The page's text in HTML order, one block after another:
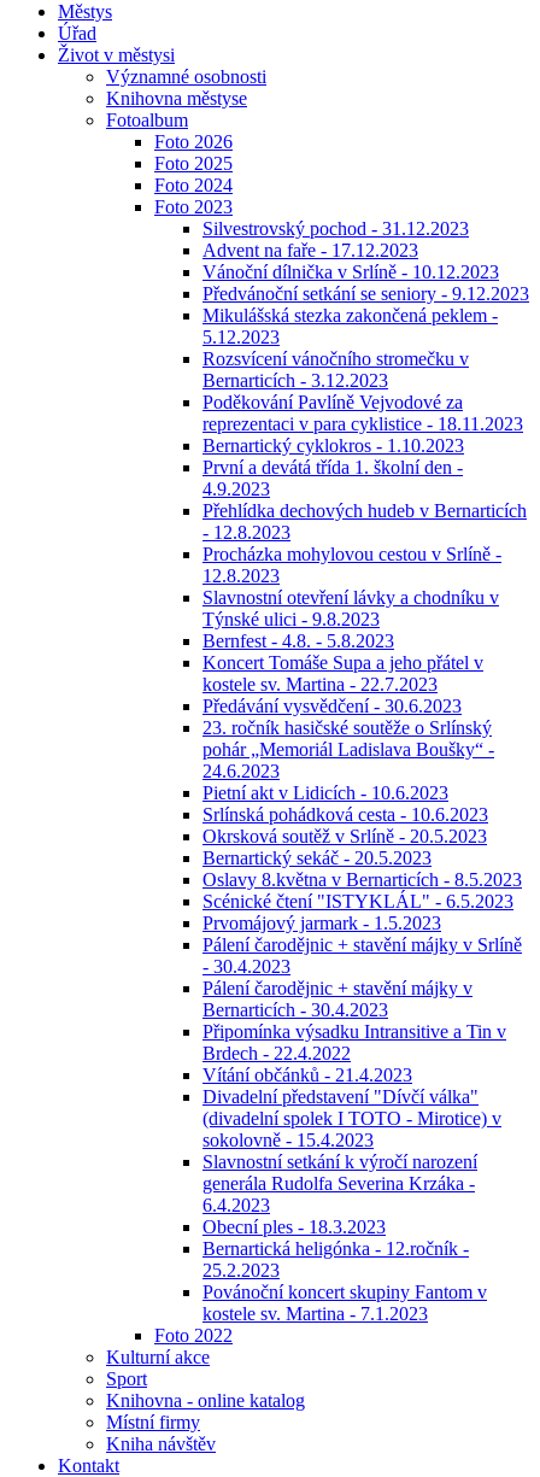
Městys
Úřad
Život v městysi
Významné osobnosti
Knihovna městyse
Fotoalbum
Foto 2026
Foto 2025
Foto 2024
Foto 2023
Silvestrovský pochod - 31.12.2023
Advent na faře - 17.12.2023
Vánoční dílnička v Srlíně - 10.12.2023
Předvánoční setkání se seniory - 9.12.2023
Mikulášská stezka zakončená peklem -
5.12.2023
Rozsvícení vánočního stromečku v
Bernarticích - 3.12.2023
Poděkování Pavlíně Vejvodové za
reprezentaci v para cyklistice - 18.11.2023
Bernartický cyklokros - 1.10.2023
První a devátá třída 1. školní den -
4.9.2023
Přehlídka dechových hudeb v Bernarticích
- 12.8.2023
Procházka mohylovou cestou v Srlíně -
12.8.2023
Slavnostní otevření lávky a chodníku v
Týnské ulici - 9.8.2023
Bernfest - 4.8. - 5.8.2023
Koncert Tomáše Supa a jeho přátel v
kostele sv. Martina - 22.7.2023
Předávání vysvědčení - 30.6.2023
23. ročník hasičské soutěže o Srlínský
pohár „Memoriál Ladislava Boušky“ -
24.6.2023
Pietní akt v Lidicích - 10.6.2023
Srlínská pohádková cesta - 10.6.2023
Okrsková soutěž v Srlíně - 20.5.2023
Bernartický sekáč - 20.5.2023
Oslavy 8.května v Bernarticích - 8.5.2023
Scénické čtení "ISTYKLÁL" - 6.5.2023
Prvomájový jarmark - 1.5.2023
Pálení čarodějnic + stavění májky v Srlíně
- 30.4.2023
Pálení čarodějnic + stavění májky v
Bernarticích - 30.4.2023
Připomínka výsadku Intransitive a Tin v
Brdech - 22.4.2022
Vítání občánků - 21.4.2023
Divadelní představení "Dívčí válka"
(divadelní spolek I TOTO - Mirotice) v
sokolovně - 15.4.2023
Slavnostní setkání k výročí narození
generála Rudolfa Severina Krzáka -
6.4.2023
Obecní ples - 18.3.2023
Bernartická heligónka - 12.ročník -
25.2.2023
Povánoční koncert skupiny Fantom v
kostele sv. Martina - 7.1.2023
Foto 2022
Kulturní akce
Sport
Knihovna - online katalog
Místní firmy
Kniha návštěv
Kontakt